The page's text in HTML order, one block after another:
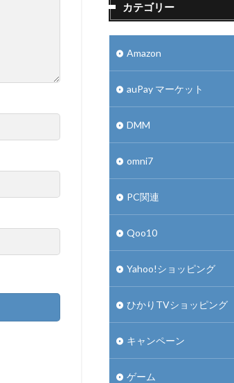
カテゴリー
Amazon
auPay マーケット
DMM
omni7
PC関連
Qoo10
Yahoo!ショッピング
ひかりTVショッピング
キャンペーン
ゲーム